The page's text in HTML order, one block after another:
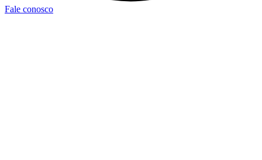
Fale conosco